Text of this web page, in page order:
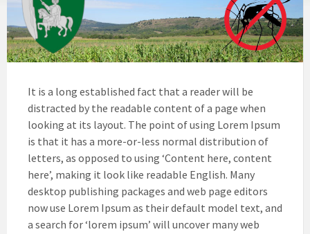
It is a long established fact that a reader will be
distracted by the readable content of a page when
looking at its layout. The point of using Lorem Ipsum
is that it has a more-or-less normal distribution of
letters, as opposed to using ‘Content here, content
here’, making it look like readable English. Many
desktop publishing packages and web page editors
now use Lorem Ipsum as their default model text, and
a search for ‘lorem ipsum’ will uncover many web